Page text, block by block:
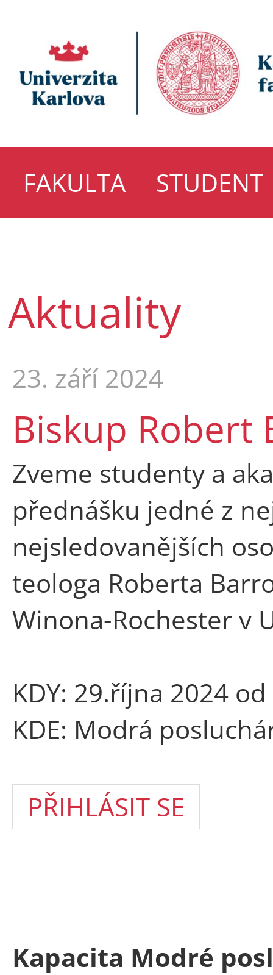
FAKULTA STUDENT
Aktuality
23. září 2024
Biskup Robert
Zveme studenty a
přednášku jedné z
nejsledovanějších
teologa Roberta
Winona-Rochester v
KDY: 29.října 2024
KDE: Modrá
PŘIHLÁSIT SE
Kapacita Modré